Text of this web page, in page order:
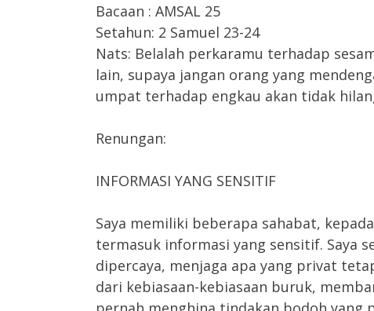
Bacaan : AMSAL 25
Setahun: 2 Samuel 23-24
Nats: Belalah perkaramu terhadap
lain, supaya jangan orang yang
umpat terhadap engkau akan tidak
Renungan:
INFORMASI YANG SENSITIF
Saya memiliki beberapa sahabat,
termasuk informasi yang sensitif. Saya
dipercaya, menjaga apa yang privat
dari kebiasaan-kebiasaan buruk,